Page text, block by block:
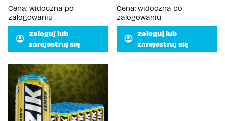
Cena: widoczna po
zalogowaniu
Zaloguj lub
zarejestruj się
Cena: widoczna po
zalogowaniu
Zaloguj lub
zarejestruj się